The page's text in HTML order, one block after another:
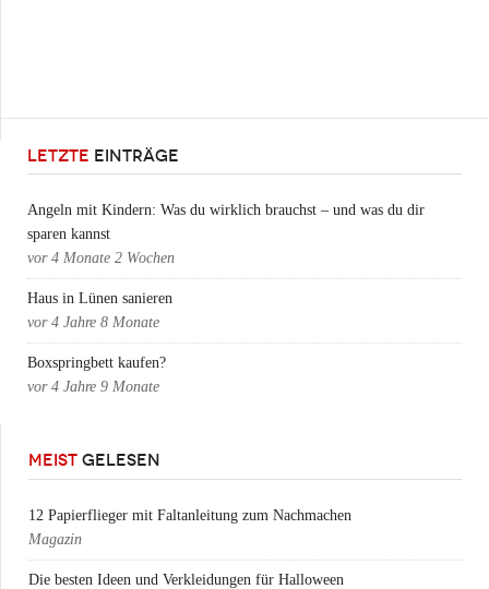
LETZTE EINTRÄGE
Angeln mit Kindern: Was du wirklich brauchst – und was du dir
sparen kannst
vor 4 Monate 2 Wochen
Haus in Lünen sanieren
vor 4 Jahre 8 Monate
Boxspringbett kaufen?
vor 4 Jahre 9 Monate
MEIST GELESEN
12 Papierflieger mit Faltanleitung zum Nachmachen
Magazin
Die besten Ideen und Verkleidungen für Halloween